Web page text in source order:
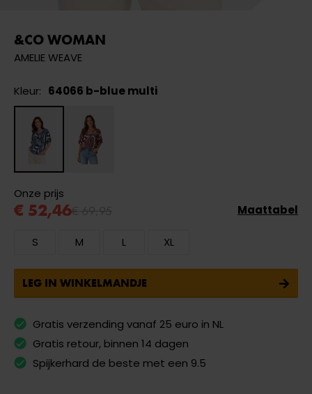
&CO WOMAN
AMELIE WEAVE
Kleur: 64066 b-blue multi
Onze prijs
€ 52,46
S M L XL
Maattabel
LEG IN WINKELMANDJE
Gratis verzending vanaf 25 euro in NL
Gratis retour, binnen 14 dagen
Spijkerhard de beste met een 9.5